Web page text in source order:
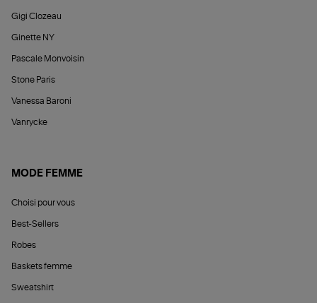
Gigi Clozeau
Ginette NY
Pascale Monvoisin
Stone Paris
Vanessa Baroni
Vanrycke
MODE FEMME
Choisi pour vous
Best-Sellers
Robes
Baskets femme
Sweatshirt